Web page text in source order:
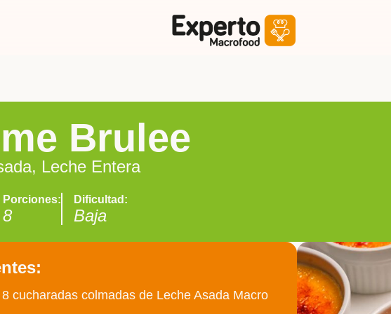
Brulee
Leche Entera
Porciones:
8
Dificultad:
Baja
cucharadas colmadas de Leche Asada Macro